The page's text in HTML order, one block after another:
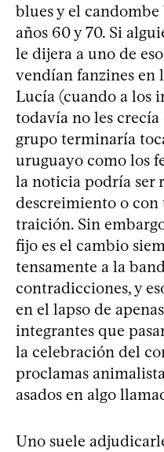
blues y el
años 60 y 70. Si
le dijera a uno de
vendían fanzines en
Lucía (cuando a los
todavía no les
grupo terminaría
uruguayo como los
la noticia podría ser
descreimiento o con
traición. Sin
fijo es el cambio
tensamente a la
contradicciones, y
en el lapso de
integrantes que
la celebración del
proclamas
asados en algo
Uno suele